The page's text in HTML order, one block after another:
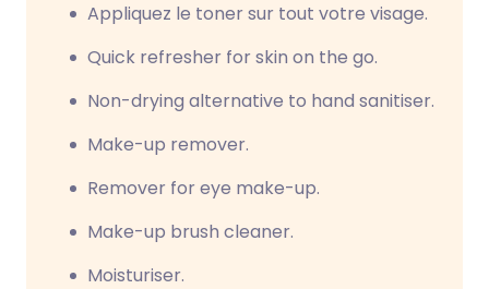
Appliquez le toner sur tout votre visage.
Quick refresher for skin on the go.
Non-drying alternative to hand sanitiser.
Make-up remover.
Remover for eye make-up.
Make-up brush cleaner.
Moisturiser.